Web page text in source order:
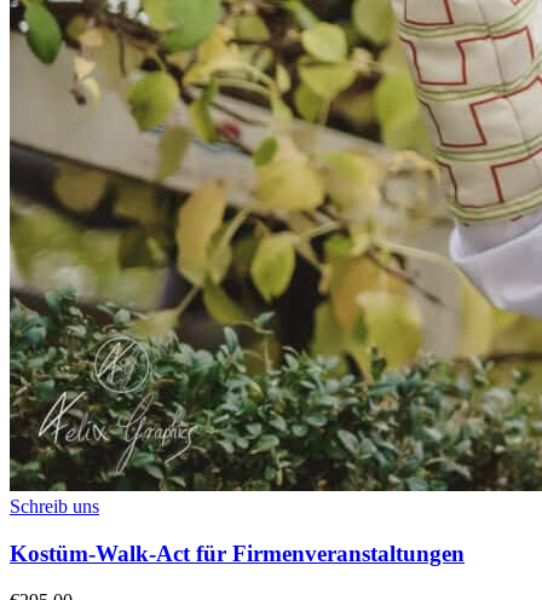
Schreib uns
Kostüm-Walk-Act für Firmenveranstaltungen